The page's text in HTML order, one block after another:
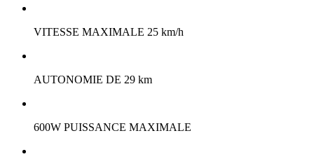
VITESSE MAXIMALE 25 km/h
AUTONOMIE DE 29 km
600W PUISSANCE MAXIMALE